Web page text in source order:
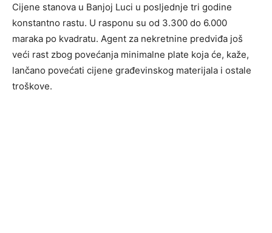
Cijene stanova u Banjoj Luci u posljednje tri godine
konstantno rastu. U rasponu su od 3.300 do 6.000
maraka po kvadratu. Agent za nekretnine predviđa još
veći rast zbog povećanja minimalne plate koja će, kaže,
lančano povećati cijene građevinskog materijala i ostale
troškove.